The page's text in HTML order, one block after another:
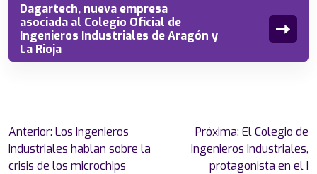
Dagartech, nueva empresa
asociada al Colegio Oficial de
Ingenieros Industriales de Aragón y
La Rioja
Navegación
de
entradas
Anterior: Los Ingenieros
Industriales hablan sobre la
crisis de los microchips
Próxima: El Colegio de
Ingenieros Industriales,
protagonista en el I